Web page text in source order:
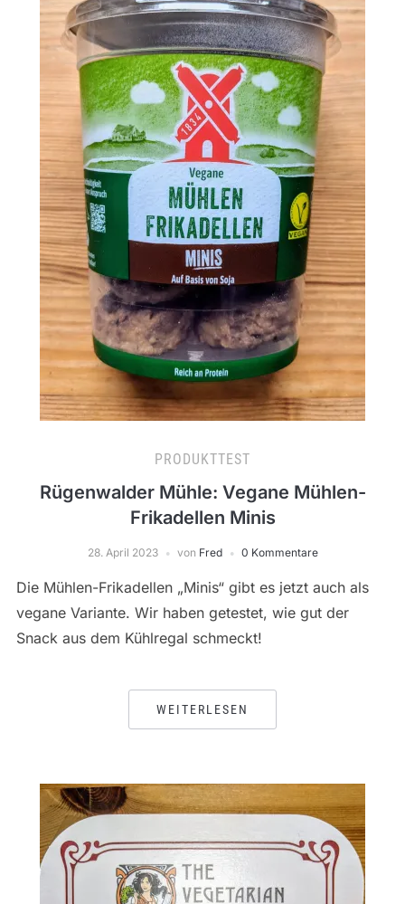
PRODUKTTEST
Rügenwalder Mühle: Vegane Mühlen-
Frikadellen Minis
28. April 2023 von Fred 0 Kommentare
Die Mühlen-Frikadellen „Minis“ gibt es jetzt auch als
vegane Variante. Wir haben getestet, wie gut der
Snack aus dem Kühlregal schmeckt!
WEITERLESEN